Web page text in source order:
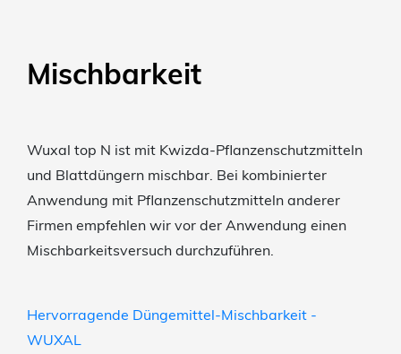
Mischbarkeit
Wuxal top N ist mit Kwizda-Pflanzenschutzmitteln
und Blattdüngern mischbar. Bei kombinierter
Anwendung mit Pflanzenschutzmitteln anderer
Firmen empfehlen wir vor der Anwendung einen
Mischbarkeitsversuch durchzuführen.
Hervorragende Düngemittel-Mischbarkeit -
WUXAL